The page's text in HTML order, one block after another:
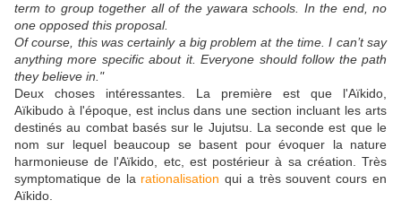
term to group together all of the yawara schools. In the end, no
one opposed this proposal.
Of course, this was certainly a big problem at the time. I can’t say
anything more specific about it. Everyone should follow the path
they believe in."
Deux choses intéressantes. La première est que l'Aïkido,
Aïkibudo à l'époque, est inclus dans une section incluant les arts
destinés au combat basés sur le Jujutsu. La seconde est que le
nom sur lequel beaucoup se basent pour évoquer la nature
harmonieuse de l'Aïkido, etc, est postérieur à sa création. Très
symptomatique de la rationalisation qui a très souvent cours en
Aïkido.